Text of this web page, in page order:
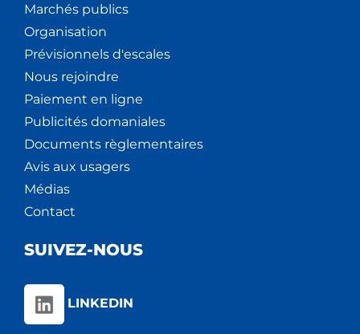
Marchés publics
Organisation
Prévisionnels d'escales
Nous rejoindre
Paiement en ligne
Publicités domaniales
Documents règlementaires
Avis aux usagers
Médias
Contact
SUIVEZ-NOUS
LINKEDIN